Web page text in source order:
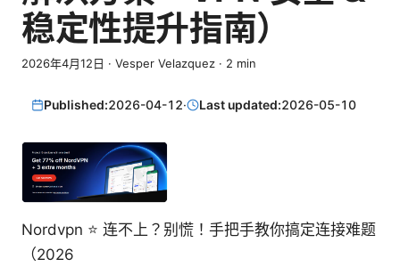
稳定性提升指南）
2026年4月12日 · Vesper Velazquez · 2 min
Published:2026-04-12· Last updated:2026-05-10
Nordvpn ⭐ 连不上？别慌！手把手教你搞定连接难题
（2026